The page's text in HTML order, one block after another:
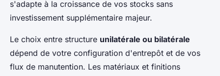
s'adapte à la croissance de vos stocks sans
investissement supplémentaire majeur.
Le choix entre structure unilatérale ou bilatérale
dépend de votre configuration d'entrepôt et de vos
flux de manutention. Les matériaux et finitions